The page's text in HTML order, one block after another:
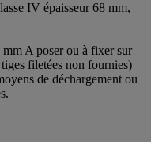
IV épaisseur 68 mm,
A poser ou à fixer sur
filetées non fournies)
de déchargement ou